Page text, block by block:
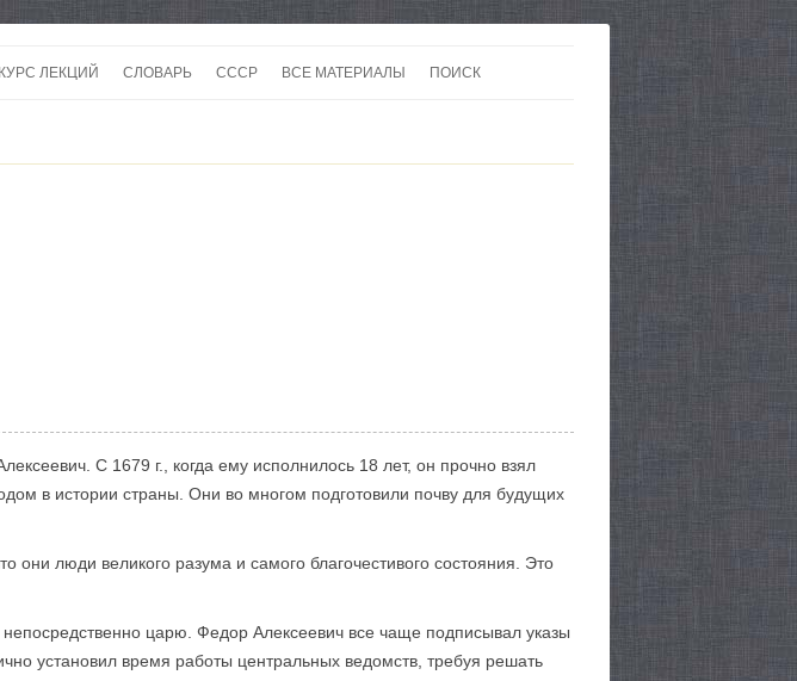
кКУРС ЛЕКЦИЙ СЛОВАРЬ СССР ВСЕ МАТЕРИАЛЫ ПОИСК
С 1679 г., когда ему исполнилось 18 лет, он прочно взял
в истории страны. Они во многом подготовили почву для будущих
люди великого разума и са­мого благочестивого состояния. Это
царю. Федор Алексеевич все чаще подписывал указы
установил время работы центральных ведомств, требуя решать